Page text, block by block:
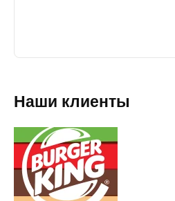
Наши клиенты